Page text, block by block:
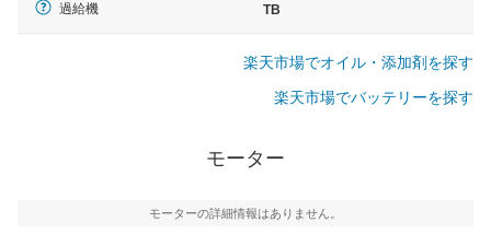
過給機 TB
楽天市場でオイル・添加剤を探す
楽天市場でバッテリーを探す
モーター
モーターの詳細情報はありません。